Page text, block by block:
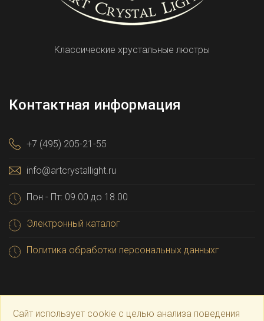
Классические хрустальные люстры
Контактная информация
+7 (495) 205-21-55
info@artcrystallight.ru
Пон - Пт: 09.00 до 18.00
Электронный каталог
Политика обработки персональных данныхг
Сайт использует cookie с целью анализа поведения